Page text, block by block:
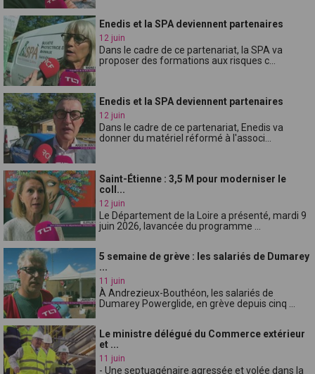
Enedis et la SPA deviennent partenaires
12 juin
Dans le cadre de ce partenariat, la SPA va
proposer des formations aux risques c...
Enedis et la SPA deviennent partenaires
12 juin
Dans le cadre de ce partenariat, Enedis va
donner du matériel réformé à l'associ...
Saint-Étienne : 3,5 M pour moderniser le
coll...
12 juin
Le Département de la Loire a présenté, mardi 9
juin 2026, lavancée du programme ...
5 semaine de grève : les salariés de Dumarey
...
11 juin
À Andrezieux-Bouthéon, les salariés de
Dumarey Powerglide, en grève depuis cinq ...
Le ministre délégué du Commerce extérieur
et ...
11 juin
- Une septuagénaire agressée et volée dans la